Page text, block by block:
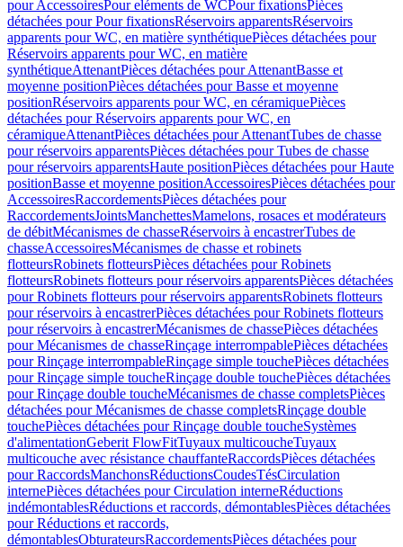
pour AccessoiresPour eléments de WCPour fixationsPièces
détachées pour Pour fixationsRéservoirs apparentsRéservoirs
apparents pour WC, en matière synthétiquePièces détachées pour
Réservoirs apparents pour WC, en matière
synthétiqueAttenantPièces détachées pour AttenantBasse et
moyenne positionPièces détachées pour Basse et moyenne
positionRéservoirs apparents pour WC, en céramiquePièces
détachées pour Réservoirs apparents pour WC, en
céramiqueAttenantPièces détachées pour AttenantTubes de chasse
pour réservoirs apparentsPièces détachées pour Tubes de chasse
pour réservoirs apparentsHaute positionPièces détachées pour Haute
positionBasse et moyenne positionAccessoiresPièces détachées pour
AccessoiresRaccordementsPièces détachées pour
RaccordementsJointsManchettesMamelons, rosaces et modérateurs
de débitMécanismes de chasseRéservoirs à encastrerTubes de
chasseAccessoiresMécanismes de chasse et robinets
flotteursRobinets flotteursPièces détachées pour Robinets
flotteursRobinets flotteurs pour réservoirs apparentsPièces détachées
pour Robinets flotteurs pour réservoirs apparentsRobinets flotteurs
pour réservoirs à encastrerPièces détachées pour Robinets flotteurs
pour réservoirs à encastrerMécanismes de chassePièces détachées
pour Mécanismes de chasseRinçage interrompablePièces détachées
pour Rinçage interrompableRinçage simple touchePièces détachées
pour Rinçage simple toucheRinçage double touchePièces détachées
pour Rinçage double toucheMécanismes de chasse completsPièces
détachées pour Mécanismes de chasse completsRinçage double
touchePièces détachées pour Rinçage double toucheSystèmes
d'alimentationGeberit FlowFitTuyaux multicoucheTuyaux
multicouche avec résistance chauffanteRaccordsPièces détachées
pour RaccordsManchonsRéductionsCoudesTésCirculation
internePièces détachées pour Circulation interneRéductions
indémontablesRéductions et raccords, démontablesPièces détachées
pour Réductions et raccords,
démontablesObturateursRaccordementsPièces détachées pour